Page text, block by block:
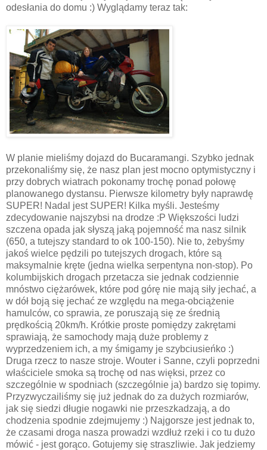
odesłania do domu :) Wyglądamy teraz tak:
W planie mieliśmy dojazd do Bucaramangi. Szybko jednak
przekonaliśmy się, że nasz plan jest mocno optymistyczny i
przy dobrych wiatrach pokonamy trochę ponad połowę
planowanego dystansu. Pierwsze kilometry były naprawdę
SUPER! Nadal jest SUPER! Kilka myśli. Jesteśmy
zdecydowanie najszybsi na drodze :P Większości ludzi
szczena opada jak słyszą jaką pojemność ma nasz silnik
(650, a tutejszy standard to ok 100-150). Nie to, żebyśmy
jakoś wielce pędzili po tutejszych drogach, które są
maksymalnie kręte (jedna wielka serpentyna non-stop). Po
kolumbijskich drogach przetacza sie jednak codziennie
mnóstwo ciężarówek, które pod górę nie mają siły jechać, a
w dół boją się jechać ze względu na mega-obciążenie
hamulców, co sprawia, ze poruszają się ze średnią
prędkością 20km/h. Krótkie proste pomiędzy zakrętami
sprawiają, że samochody mają duże problemy z
wyprzedzeniem ich, a my śmigamy je szybciusieńko :)
Druga rzecz to nasze stroje. Wouter i Sanne, czyli poprzedni
właściciele smoka są trochę od nas więksi, przez co
szczególnie w spodniach (szczególnie ja) bardzo się topimy.
Przyzwyczailiśmy się już jednak do za dużych rozmiarów,
jak się siedzi długie nogawki nie przeszkadzają, a do
chodzenia spodnie zdejmujemy :) Najgorsze jest jednak to,
że czasami droga nasza prowadzi wzdłuż rzeki i co tu dużo
mówić - jest gorąco. Gotujemy się straszliwie. Jak jedziemy